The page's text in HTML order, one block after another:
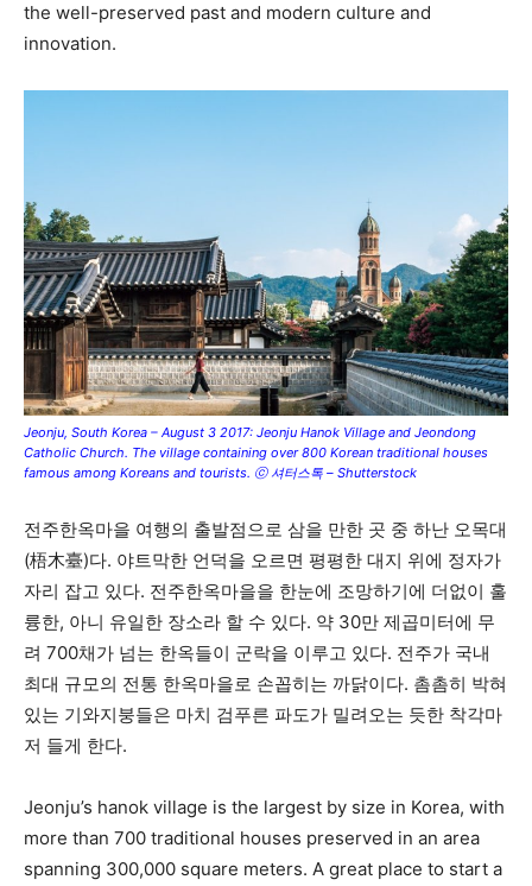
the well-preserved past and modern culture and
innovation.
Jeonju, South Korea – August 3 2017: Jeonju Hanok Village and Jeondong
Catholic Church. The village containing over 800 Korean traditional houses
famous among Koreans and tourists. ⓒ 셔터스톡 – Shutterstock
전주한옥마을 여행의 출발점으로 삼을 만한 곳 중 하난 오목대
(梧木臺)다. 야트막한 언덕을 오르면 평평한 대지 위에 정자가
자리 잡고 있다. 전주한옥마을을 한눈에 조망하기에 더없이 훌
륭한, 아니 유일한 장소라 할 수 있다. 약 30만 제곱미터에 무
려 700채가 넘는 한옥들이 군락을 이루고 있다. 전주가 국내
최대 규모의 전통 한옥마을로 손꼽히는 까닭이다. 촘촘히 박혀
있는 기와지붕들은 마치 검푸른 파도가 밀려오는 듯한 착각마
저 들게 한다.
Jeonju’s hanok village is the largest by size in Korea, with
more than 700 traditional houses preserved in an area
spanning 300,000 square meters. A great place to start a